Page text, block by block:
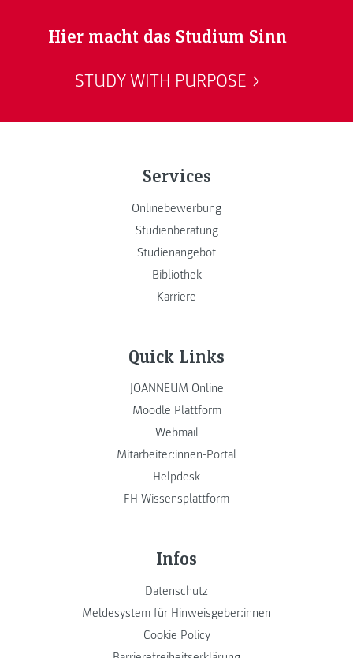
Hier macht das Studium Sinn
STUDY WITH PURPOSE
Services
Onlinebewerbung
Studienberatung
Studienangebot
Bibliothek
Karriere
Quick Links
JOANNEUM Online
Moodle Plattform
Webmail
Mitarbeiter:innen-Portal
Helpdesk
FH Wissensplattform
Infos
Datenschutz
Meldesystem für Hinweisgeber:innen
Cookie Policy